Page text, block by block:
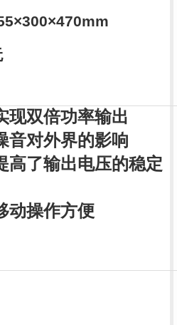
现双倍功率输出
音对外界的影响
高了输出电压的稳定
动操作方便